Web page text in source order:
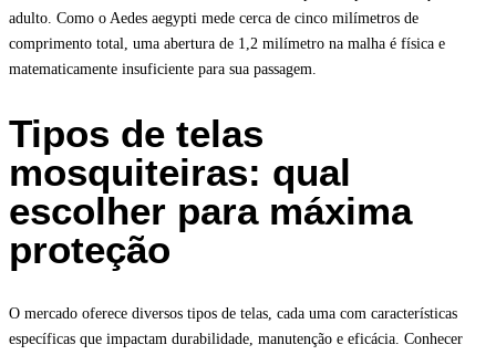
adulto. Como o Aedes aegypti mede cerca de cinco milímetros de
comprimento total, uma abertura de 1,2 milímetro na malha é física e
matematicamente insuficiente para sua passagem.
Tipos de telas
mosquiteiras: qual
escolher para máxima
proteção
O mercado oferece diversos tipos de telas, cada uma com características
específicas que impactam durabilidade, manutenção e eficácia. Conhecer